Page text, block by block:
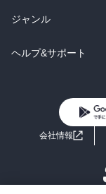
BL・TL
雑誌・グラビア
BL・TL
ラノベ
雑誌・グラビア
総合
ラノベ
ジャンル
コミック
ライトノベル
ヘルプ&サポート
よくあるご質問
会社情報